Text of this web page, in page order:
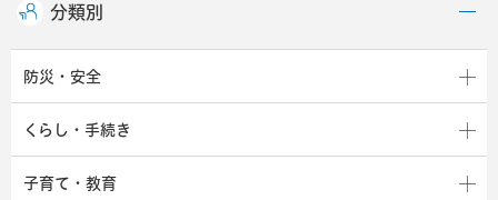
分類別
防災・安全
くらし・手続き
子育て・教育